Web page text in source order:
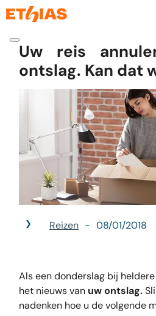
Uw reis
ontslag. Kan dat
Reizen 08/01/2018
Als een donderslag bij
het nieuws van uw ontslag.
nadenken hoe u de volgende